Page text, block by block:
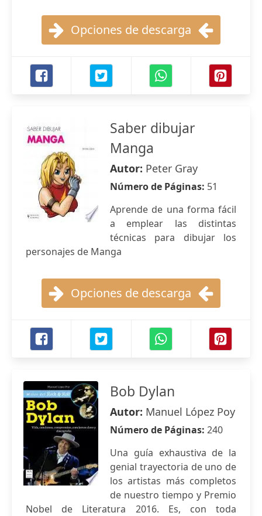
Opciones de descarga
Saber dibujar
Manga
Autor: Peter Gray
Número de Páginas: 51
Aprende de una forma fácil
a emplear las distintas
técnicas para dibujar los
personajes de Manga
Opciones de descarga
Bob Dylan
Autor: Manuel López Poy
Número de Páginas: 240
Una guía exhaustiva de la
genial trayectoria de uno de
los artistas más completos
de nuestro tiempo y Premio
Nobel de Literatura 2016. Es, con toda